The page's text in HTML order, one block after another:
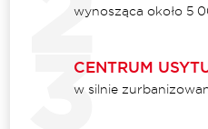
wynosząca około 5
CENTRUM
w silnie